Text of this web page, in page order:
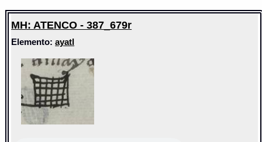
MH: ATENCO - 387_679r
Elemento:ayatl